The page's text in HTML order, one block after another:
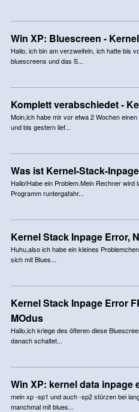
Win XP: Bluescreen -
Hallo, ich bin am verzweifeln, ich hatte bis
bluescreens und das S...
Komplett verabschiedet -
Moin,ich habe mir vor etwa 2 Wochen
und bis gestern lief...
Was ist Kernel-Stack-
Hallo!Habe ein Problem.Mein Rechner
Programm runtergafahr...
Kernel Stack Inpage Error,
Huhu,also ich habe ein kleines
sich mit Blues...
Kernel Stack Inpage Error
MOdus
Hallo,ich kriege des öfteren diese
danach schaltet...
Win XP: kernel data inpage
mein xp -sp1 und auch -sp2 stürzen bei
manchmal mit blues...